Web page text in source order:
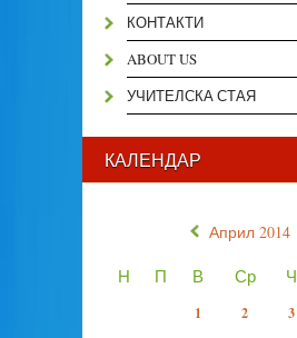
КОНТАКТИ
ABOUT US
УЧИТЕЛСКА СТАЯ
КАЛЕНДАР
« Април 2014
Н П В Ср Ч
1 2 3